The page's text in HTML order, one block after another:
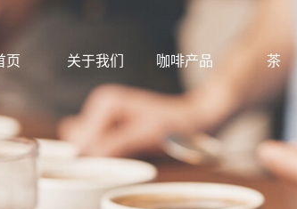
页 关于我们 咖啡产品 茶